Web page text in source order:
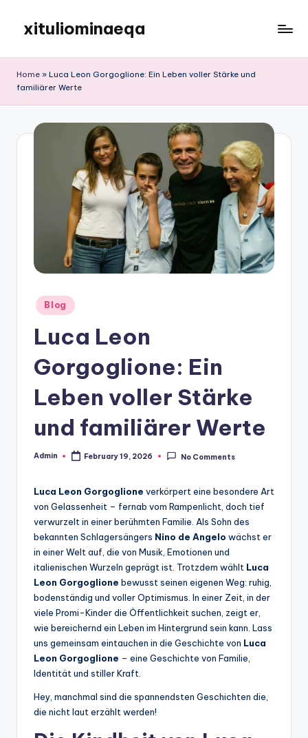
content
xituliominaeqa
Home » Luca Leon Gorgoglione: Ein Leben voller Stärke und
familiärer Werte
Posted
in
Blog
Luca Leon
Gorgoglione: Ein
Leben voller Stärke
und familiärer Werte
Posted
Admin February 19, 2026 No Comments
Luca Leon Gorgoglione verkörpert eine besondere Art
von Gelassenheit – fernab vom Rampenlicht, doch tief
verwurzelt in einer berühmten Familie. Als Sohn des
bekannten Schlagersängers Nino de Angelo wächst er
in einer Welt auf, die von Musik, Emotionen und
italienischen Wurzeln geprägt ist. Trotzdem wählt Luca
Leon Gorgoglione bewusst seinen eigenen Weg: ruhig,
bodenständig und voller Optimismus. In einer Zeit, in der
viele Promi-Kinder die Öffentlichkeit suchen, zeigt er,
wie bereichernd ein Leben im Hintergrund sein kann. Lass
uns gemeinsam eintauchen in die Geschichte von Luca
Leon Gorgoglione – eine Geschichte von Familie,
Identität und stiller Kraft.
Hey, manchmal sind die spannendsten Geschichten die,
die nicht laut erzählt werden!